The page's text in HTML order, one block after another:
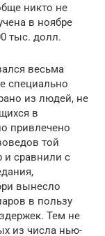
никто не
в ноябре
тыс. долл.
весьма
специально
из людей, не
в
привлечено
той
и сравнили с
вынесло
в пользу
Тем не
из числа нью-